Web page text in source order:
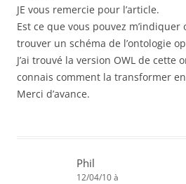
JE vous remercie pour l’article.
Est ce que vous pouvez
trouver un schéma de l’ontologie
J’ai trouvé la version OWL de cette
connais comment la transformer
Merci d’avance.
Phil
12/04/10 à